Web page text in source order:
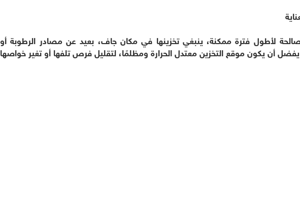
لأطول فترة ممكنة، ينبغي تخزينها في مكان جاف، بعيد عن مصادر الرطوبة أو
يفضل أن يكون موقع التخزين معتدل الحرارة ومظلمًا، لتقليل فرص تلفها أو تغير خواصها